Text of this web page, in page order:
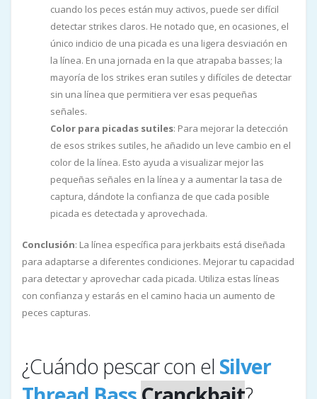
cuando los peces están muy activos, puede ser difícil
detectar strikes claros. He notado que, en ocasiones, el
único indicio de una picada es una ligera desviación en
la línea. En una jornada en la que atrapaba basses; la
mayoría de los strikes eran sutiles y difíciles de detectar
sin una línea que permitiera ver esas pequeñas
señales.
Color para picadas sutiles: Para mejorar la detección
de esos strikes sutiles, he añadido un leve cambio en el
color de la línea. Esto ayuda a visualizar mejor las
pequeñas señales en la línea y a aumentar la tasa de
captura, dándote la confianza de que cada posible
picada es detectada y aprovechada.
Conclusión: La línea específica para jerkbaits está diseñada
para adaptarse a diferentes condiciones. Mejorar tu capacidad
para detectar y aprovechar cada picada. Utiliza estas líneas
con confianza y estarás en el camino hacia un aumento de
peces capturas.
¿Cuándo pescar con el Silver